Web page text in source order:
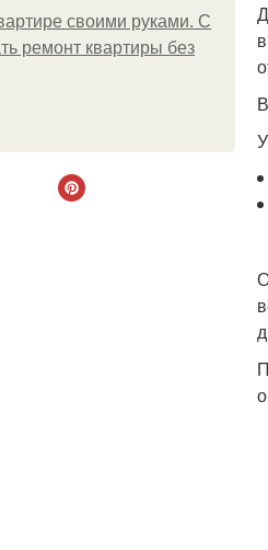
своими руками. С
ремонт квартиры без